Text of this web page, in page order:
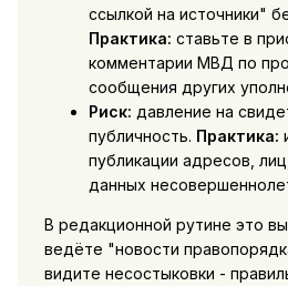
ссылкой на источники"
Практика: ставьте в
комментарии МВД по
сообщения других
Риск: давление на
публичность. Практика:
публикации адресов,
данных
В редакционной рутине это
ведёте "новости
видите несостыковки -